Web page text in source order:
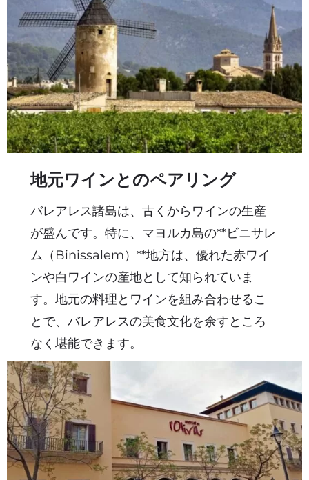
地元ワインとのペアリング
バレアレス諸島は、古くからワインの生産
が盛んです。特に、マヨルカ島の**ビニサレ
ム（Binissalem）**地方は、優れた赤ワイ
ンや白ワインの産地として知られていま
す。地元の料理とワインを組み合わせるこ
とで、バレアレスの美食文化を余すところ
なく堪能できます。